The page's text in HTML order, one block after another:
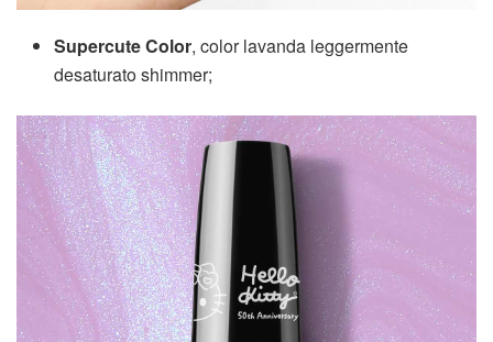
Supercute Color, color lavanda leggermente
desaturato shimmer;